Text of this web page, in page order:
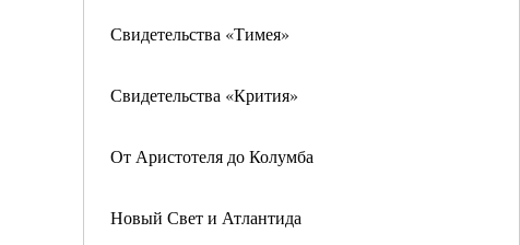
Свидетельства «Тимея»
Свидетельства «Крития»
От Аристотеля до Колумба
Новый Свет и Атлантида